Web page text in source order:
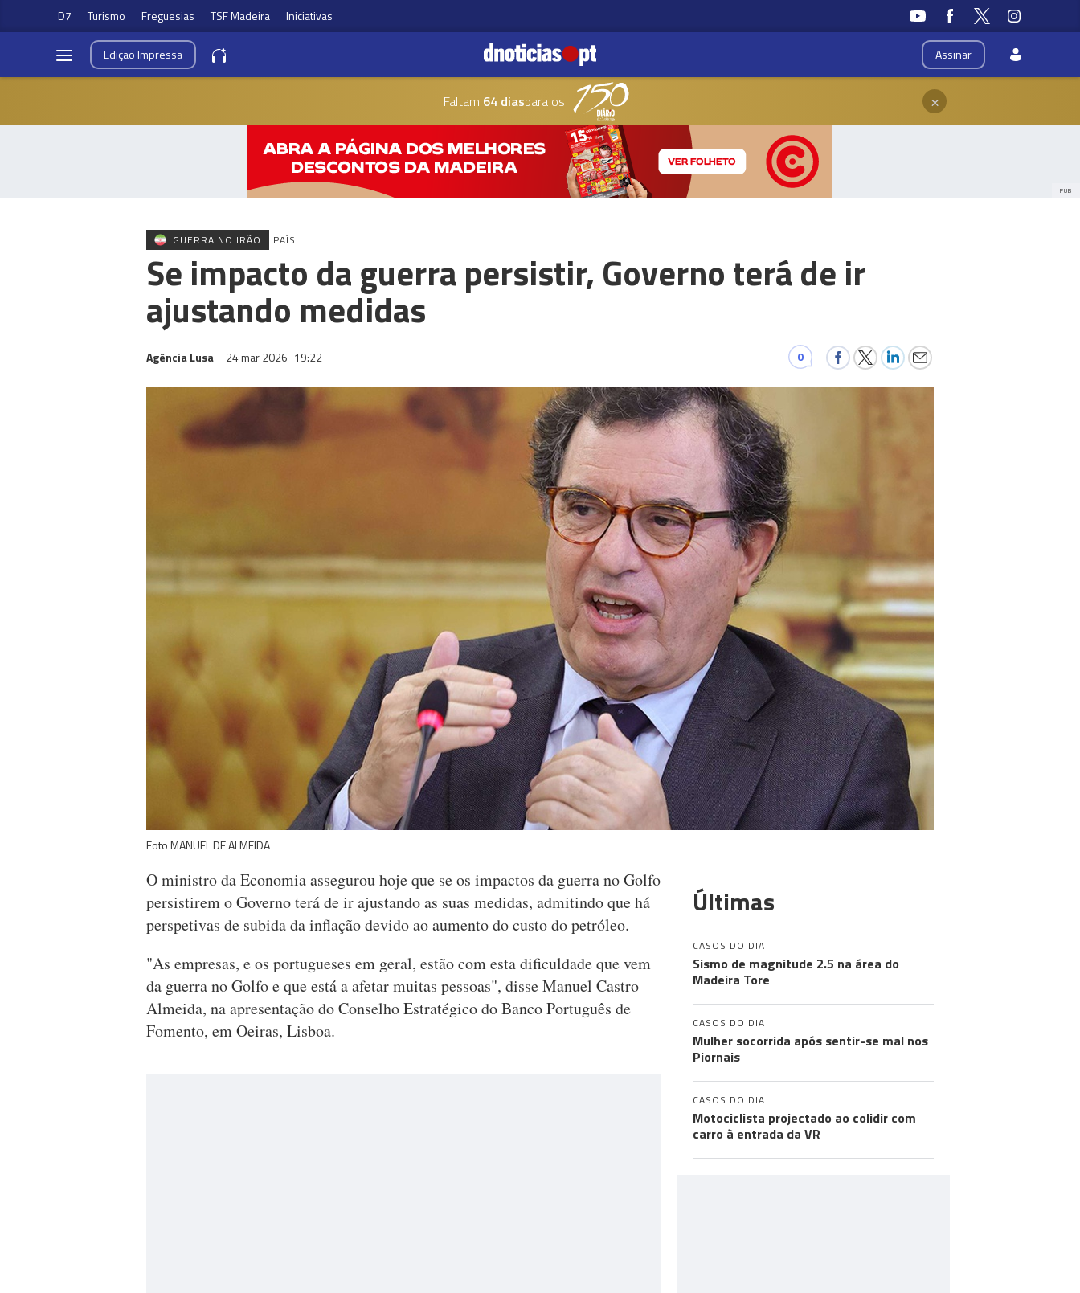
D7 Turismo Freguesias TSF Madeira Iniciativas
Assinar
EdiçãoImpressa
Faltam 64 diaspara os ×
PUB
GUERRA NO IRÃO PAÍS
Se impacto da guerra persistir, Governo terá de ir
ajustando medidas
Agência Lusa 24 mar 2026 19:22 0
Foto MANUEL DE ALMEIDA
O ministro da Economia assegurou hoje que se os impactos da guerra no Golfo
persistirem o Governo terá de ir ajustando as suas medidas, admitindo que há
perspetivas de subida da inflação devido ao aumento do custo do petróleo.
"As empresas, e os portugueses em geral, estão com esta dificuldade que vem
da guerra no Golfo e que está a afetar muitas pessoas", disse Manuel Castro
Almeida, na apresentação do Conselho Estratégico do Banco Português de
Fomento, em Oeiras, Lisboa.
Últimas
CASOS DO DIA
Sismo de magnitude 2.5 na área do
Madeira Tore
CASOS DO DIA
Mulher socorrida após sentir-se mal nos
Piornais
CASOS DO DIA
Motociclista projectado ao colidir com
carro à entrada da VR